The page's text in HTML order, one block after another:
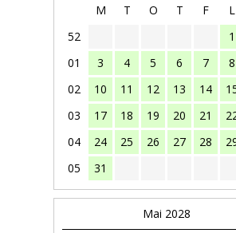
M
T O T F L
52
1
01
3 4 5 6 7 8
02
10 11 12 13 14
03
17 18 19 20 21
04
24 25 26 27 28
05
31
Mai 2028